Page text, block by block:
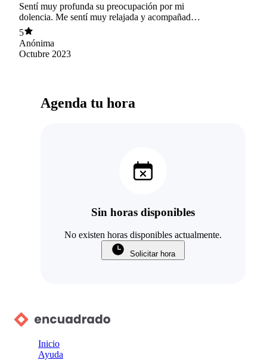
Sentí muy profunda su preocupación por mi
dolencia. Me sentí muy relajada y acompañada
en algo novedoso para mí. Muy recomendable!
5
Anónima
Octubre 2023
Agenda tu hora
Sin horas disponibles
No existen horas disponibles actualmente.
Solicitar hora
Inicio
Ayuda